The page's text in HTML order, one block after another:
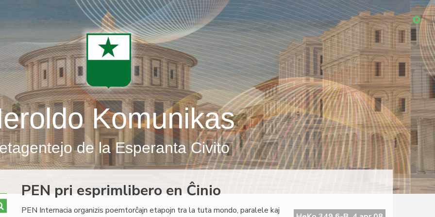
Komunikas
de la Esperanta Civito
PEN pri esprimlibero en Ĉinio
PEN Internacia organizis poemtorĉajn etapojn tra la tuta mondo, paralele kaj